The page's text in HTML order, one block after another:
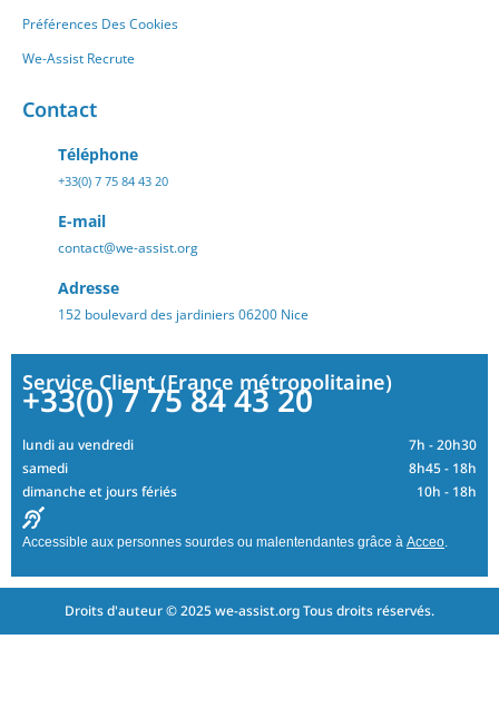
Préférences Des Cookies
We-Assist Recrute
Contact
Téléphone
+33(0) 7 75 84 43 20
E-mail
contact@we-assist.org
Adresse
152 boulevard des jardiniers 06200 Nice
Service Client (France métropolitaine)
+33(0) 7 75 84 43 20
lundi au vendredi
7h - 20h30
samedi
8h45 - 18h
dimanche et jours fériés
10h - 18h
Accessible aux personnes sourdes ou malentendantes grâce à Acceo.
Droits d'auteur © 2025 we-assist.org Tous droits réservés.